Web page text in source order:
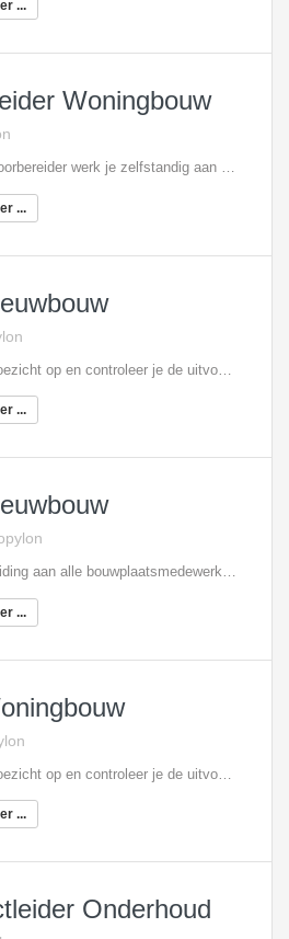
...
Woningbouw
In de functie van werkvoorbereider werk je zelfstandig aan de voorbereiding en begeleiding van de aan jou toegewezen woningbouwprojecten van begin tot eind. Tot jouw taken behoren onder andere:Het controleren van gegevens op technische uitvoerbaarheid, regelgeving en wettelijke normen;Het opstellen en bewaken van voorbereidings- en inkoopschema’s; Het bijhouden van het meer- en minderwerk;Onderhouden van contacten met de onderaannemers en regelen van de gehele documentenstroom; Verantwoordelijkheid over de gehele technische werkvoorbereiding.
...
...
Als uitvoerder geef je leiding aan alle bouwplaatsmedewerkers en ben je aanspreekpunt voor opdrachtgever en onderaannemers. Je stuurt het bouwproces aan op basis van een planning en bent verantwoordelijk voor de voortgang en kwaliteit. Je maakt deel uit van het uitvoeringsteam, waarin je nauw samenwerkt met de projectleiding en werkvoorbereiding. Je wordt ingezet op één of meerdere nieuwbouwprojecten.
...
...
Onderhoud